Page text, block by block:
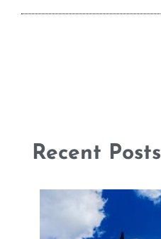
Recent Posts